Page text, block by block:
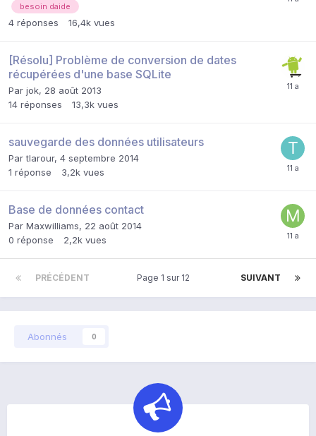
besoin daide
4 réponses 16,4k vues
[Résolu] Problème de conversion de dates
récupérées d'une base SQLite
Par jok, 28 août 2013
14 réponses 13,3k vues
sauvegarde des données utilisateurs
Partlarour, 4 septembre 2014
1 réponse 3,2k vues
Base de données contact
Par Maxwilliams, 22 août 2014
0 réponse 2,2k vues
PRÉCÉDENT SUIVANT
Page 1 sur 12
Abonnés 0